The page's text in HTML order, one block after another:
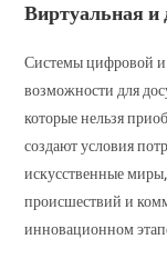
Виртуальная и
Системы цифровой и
возможности для
которые нельзя
создают условия
искусственные
происшествий и
инновационном